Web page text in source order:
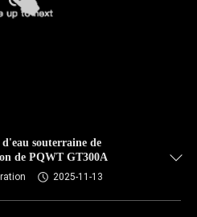
d'eau souterraine de
de PQWT GT300A
2025-11-13